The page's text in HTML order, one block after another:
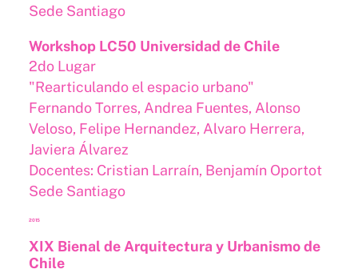
Sede Santiago
Workshop LC50 Universidad de Chile
2do Lugar
"Rearticulando el espacio urbano"
Fernando Torres, Andrea Fuentes, Alonso
Veloso, Felipe Hernandez, Alvaro Herrera,
Javiera Álvarez
Docentes: Cristian Larraín, Benjamín Oportot
Sede Santiago
2015
XIX Bienal de Arquitectura y Urbanismo de
Chile